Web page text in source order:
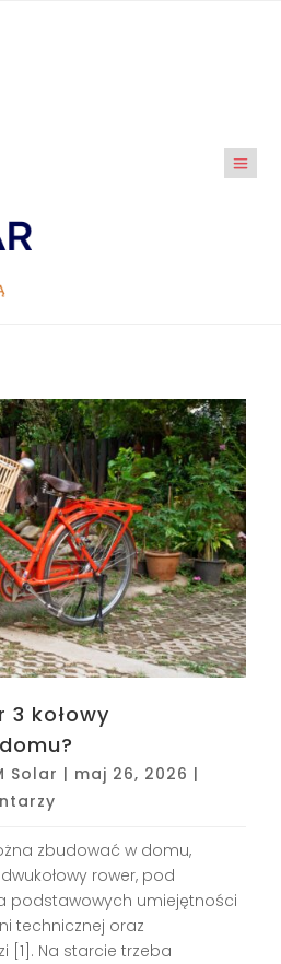
3 kołowy
Solar | maj 26, 2026 |
zbudować w domu,
rower, pod
podstawowych umiejętności
technicznej oraz
[1]. Na starcie trzeba